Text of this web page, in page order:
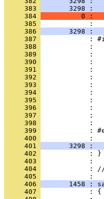
     383
3298 :
     384
0 :
     385
     386
3298 :
     387
     388
     389
     390
     391
     392
     393
     394
     395
     396
     397
     398
     399
     400
     401
3298 :
     402
     403
     404
:
     405
     406
1458 :
     407